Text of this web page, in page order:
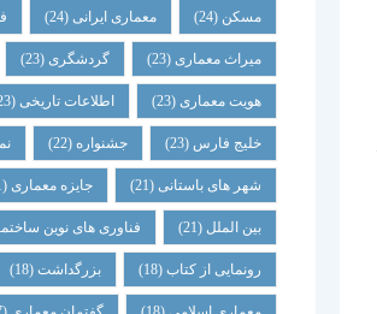
مسکن (24) معماری ایرانی(24)
میراث معماری(23) گردشگری(23)
هویت معماری(23) اطلاعات تاریخی(23)
خلیج فارس (23) جشنواره (22)
شهر های باستانی(21) جایزه معماری(21)
بین الملل (21) فناوری های نوین
رونمایی از کتاب(18) بزرگداشت(18)